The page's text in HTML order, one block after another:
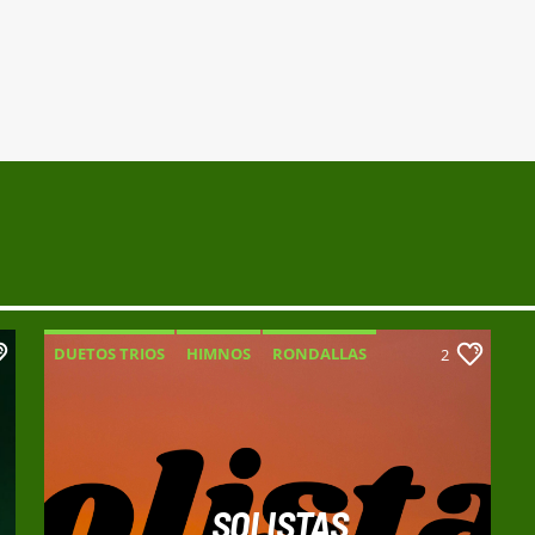
DUETOS TRIOS HIMNOS
RONDALLAS
2
SOLISTAS